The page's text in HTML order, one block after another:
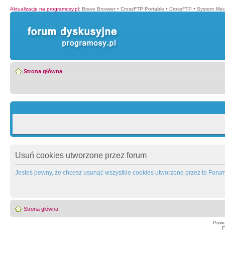
Aktualizacje na programosy.pl: Brave Browser • CrossFTP Portable • CrossFTP • System
Strona główna
Usuń cookies utworzone przez forum
Jesteś pewny, że chcesz usunąć wszystkie cookies utworzone przez to
Strona główna